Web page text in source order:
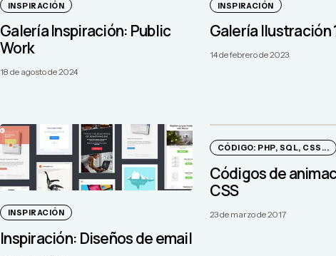
INSPIRACIÓN
Galería Inspiración: Public
Work
18 de agosto de 2024
INSPIRACIÓN
Galería Ilustración
14 de febrero de 2023
INSPIRACIÓN
Inspiración: Diseños de email
CÓDIGO: PHP, SQL, CSS...
Códigos de
CSS
23 de marzo de 2017